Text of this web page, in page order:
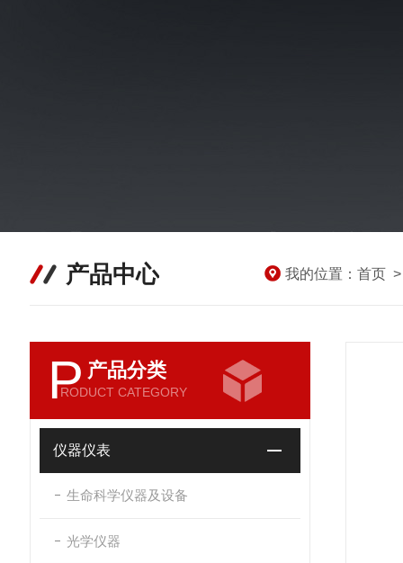
产品中心 我的位置： 首页
P 产品分类
RODUCT CATEGORY
仪器仪表
生命科学仪器及设备
光学仪器